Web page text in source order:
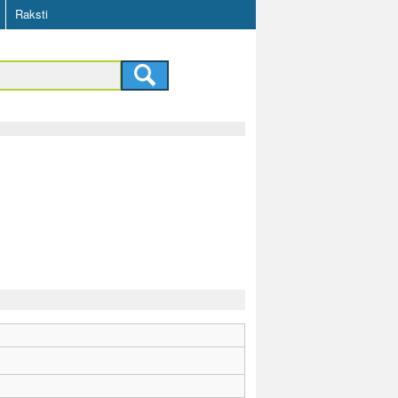
Raksti